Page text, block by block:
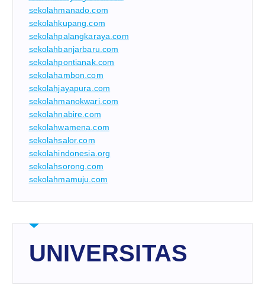
sekolahmanado.com
sekolahkupang.com
sekolahpalangkaraya.com
sekolahbanjarbaru.com
sekolahpontianak.com
sekolahambon.com
sekolahjayapura.com
sekolahmanokwari.com
sekolahnabire.com
sekolahwamena.com
sekolahsalor.com
sekolahindonesia.org
sekolahsorong.com
sekolahmamuju.com
UNIVERSITAS